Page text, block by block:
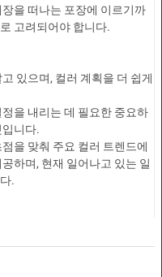
을 떠나는 포장에 이르기까
고려되어야 합니다.
있으며, 컬러 계획을 더 쉽게
을 내리는 데 필요한 중요하
입니다.
을 맞춰 주요 컬러 트렌드에
하며, 현재 일어나고 있는 일
.
문화적으로 관련성이 높은